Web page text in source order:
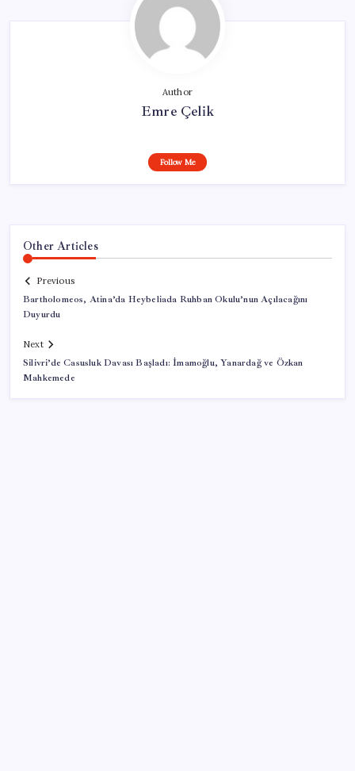
Author
Emre Çelik
Follow Me
Other Articles
Previous
Bartholomeos, Atina’da Heybeliada Ruhban Okulu’nun Açılacağını
Duyurdu
Next
Silivri’de Casusluk Davası Başladı: İmamoğlu, Yanardağ ve Özkan
Mahkemede